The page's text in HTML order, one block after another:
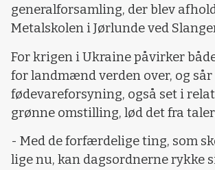
generalforsamling, der blev
Metalskolen i Jørlunde ved
For krigen i Ukraine påvirker
for landmænd verden over, og
fødevareforsyning, også set i
grønne omstilling, lød det fra
- Med de forfærdelige ting, som
lige nu, kan dagsordnerne rykke